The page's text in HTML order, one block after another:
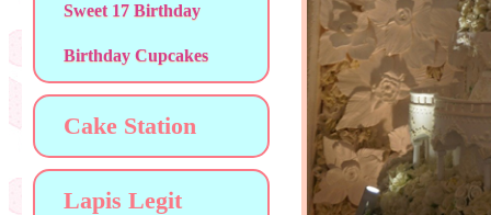
Sweet 17 Birthday
Birthday Cupcakes
Cake Station
Lapis Legit